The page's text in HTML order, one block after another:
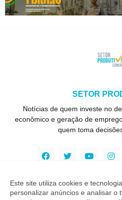
SETOR
Notícias de quem investe no
econômico e geração de
quem toma
Copyright ©2026
Este site utiliza cookies e
personalizar anúncios e analisar o